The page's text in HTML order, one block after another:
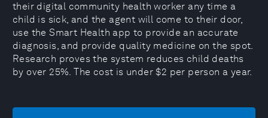
their digital community health worker any time a
child is sick, and the agent will come to their door,
use the Smart Health app to provide an accurate
diagnosis, and provide quality medicine on the spot.
Research proves the system reduces child deaths
by over 25%. The cost is under $2 per person a year.